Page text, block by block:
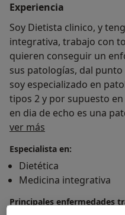
Experiencia
Soy Dietista clinico, y
integrativa, trabajo con
quieren conseguir un
sus patologías, dal
soy especializado en
tipos 2 y por supuesto
en dia de echo es una
Mi manera de trabajar es
en todas las fases del
siempre estas
trato siempre de tener
para que pueda confiar
ver más
Especialista en:
Dietética
Medicina integrativa
Principales enfermedades